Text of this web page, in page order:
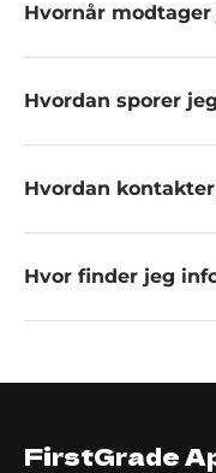
Hvornår
Hvordan sporer
Hvordan
Hvor finder jeg
FirstGrade